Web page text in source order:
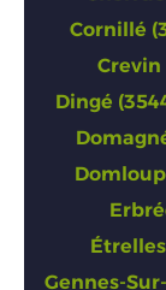
Cornillé
Crevin
Dingé
Domloup
Gennes-